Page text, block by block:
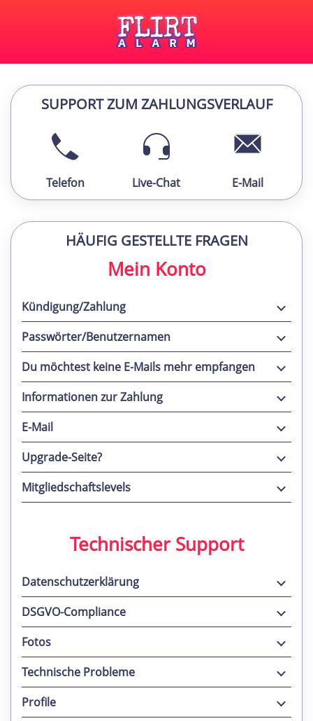
SUPPORT ZUM ZAHLUNGSVERLAUF
Telefon Live-Chat E-Mail
HÄUFIG GESTELLTE FRAGEN
Mein Konto
Kündigung/Zahlung
Passwörter/Benutzernamen
Du möchtest keine E-Mails mehr empfangen
Informationen zur Zahlung
E-Mail
Upgrade-Seite?
Mitgliedschaftslevels
Technischer Support
Datenschutzerklärung
DSGVO-Compliance
Fotos
Technische Probleme
Profile